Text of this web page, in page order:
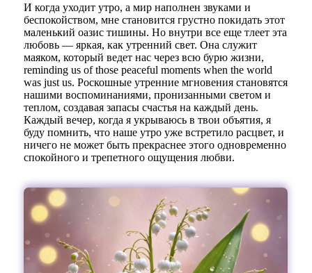
И когда уходит утро, а мир наполнен звуками и
беспокойством, мне становится грустно покидать этот
маленький оазис тишины. Но внутри все еще тлеет эта
любовь — яркая, как утренний свет. Она служит
маяком, который ведет нас через всю бурю жизни,
reminding us of those peaceful moments when the world
was just us. Роскошные утренние мгновения становятся
нашими воспоминаниями, пронизанными светом и
теплом, создавая запасы счастья на каждый день.
Каждый вечер, когда я укрываюсь в твои объятия, я
буду помнить, что наше утро уже встретило расцвет, и
ничего не может быть прекраснее этого одновременно
спокойного и трепетного ощущения любви.